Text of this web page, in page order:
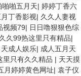
啪啪五月天| 婷婷丁香六
丁香影视| 久久人妻视
视频79| 日日噜狠狠色综
久久99热这里只有精品|
成人娱乐| 成人五月天
里只有久久精品 | 天天摸
月婷婷黄色网址| 袁子仪